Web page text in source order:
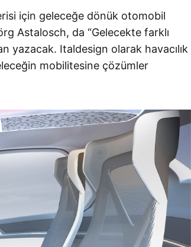
için geleceğe dönük otomobil
Astalosch, da “Gelecekte farklı
yazacak. Italdesign olarak havacılık
mobilitesine çözümler